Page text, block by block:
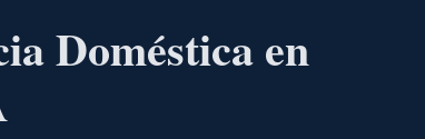
Doméstica en